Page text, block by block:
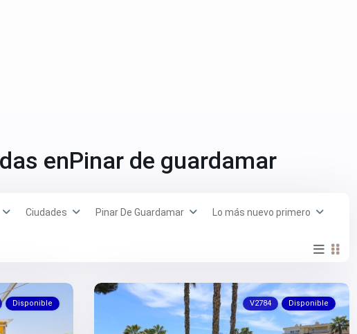
enPinar de guardamar
Ciudades Pinar De Guardamar Lo más nuevo primero
Disponible V2784 Disponible